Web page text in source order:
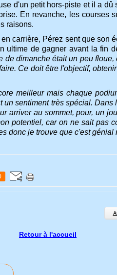
d'un petit hors-piste et il a
En revanche, les courses
raisons.
carrière, Pérez sent que son
ultime de gagner avant la fin
dimanche était un peu
Ce doit être l'objectif,
meilleur mais chaque
un sentiment très spécial.
arriver au sommet, pour, un
potentiel, car on ne sait pas
donc je trouve que c'est génial
Retour à l'accueil